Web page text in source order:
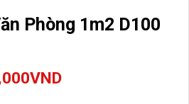
Phòng 1m2 D100
VND